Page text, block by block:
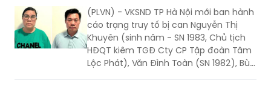
(PLVN) - VKSND TP Hà Nội mới ban hành
cáo trạng truy tố bị can Nguyễn Thị
Khuyên (sinh năm - SN 1983, Chủ tịch
HĐQT kiêm TGĐ Cty CP Tập đoàn Tâm
Lộc Phát), Văn Đình Toàn (SN 1982), Bùi